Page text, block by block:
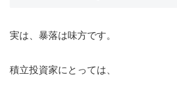
実は、暴落は味方です。
積立投資家にとっては、